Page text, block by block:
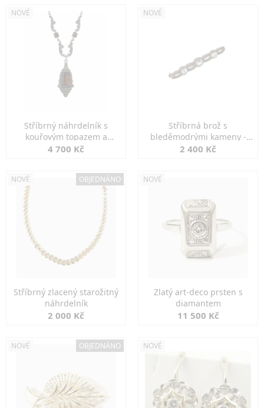
NOVÉ
Stříbrný náhrdelník s
kouřovým topazem a
markazity
4 700 Kč
NOVÉ
Stříbrná brož s
bleděmodrými kameny -
jemná elegance
2 400 Kč
NOVÉ OBJEDNÁNO
Stříbrný zlacený starožitný
náhrdelník
2 000 Kč
NOVÉ
Zlatý art-deco prsten s
diamantem
11 500 Kč
NOVÉ OBJEDNÁNO NOVÉ